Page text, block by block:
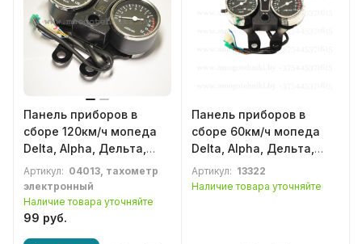
Панель приборов в
сборе 120км/ч мопеда
Delta, Alpha, Дельта,
Альфа, RX-8, Viper,
Eurostrada, Eurotex, Irbis,
Dingo, Active, Irokez,
Racer, Альфамото, Minsk
Артикул: 04013, тахометр
электронный
Наличие товара уточняйте
99 руб.
Панель приборов в
сборе 60км/ч мопеда
Delta, Alpha, Дельта,
Альфа, RX-8, Viper,
Eurostrada, Eurotex, Irbis,
Артикул: 13322
Наличие товара уточняйте